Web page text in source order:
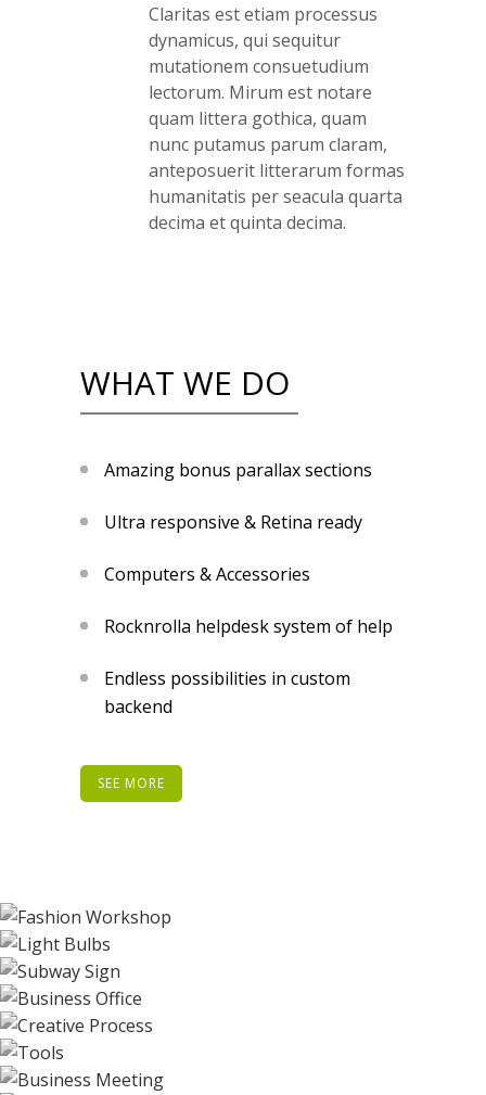
Claritas est etiam processus
dynamicus, qui sequitur
mutationem consuetudium
lectorum. Mirum est notare
quam littera gothica, quam
nunc putamus parum claram,
anteposuerit litterarum formas
humanitatis per seacula quarta
decima et quinta decima.
WHAT WE DO
Amazing bonus parallax sections
Ultra responsive & Retina ready
Computers & Accessories
Rocknrolla helpdesk system of help
Endless possibilities in custom
backend
SEE MORE